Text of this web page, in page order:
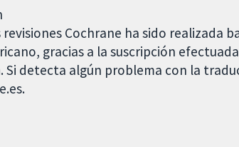
Cochrane ha sido realizada
gracias a la suscripción
Si detecta algún problema con la